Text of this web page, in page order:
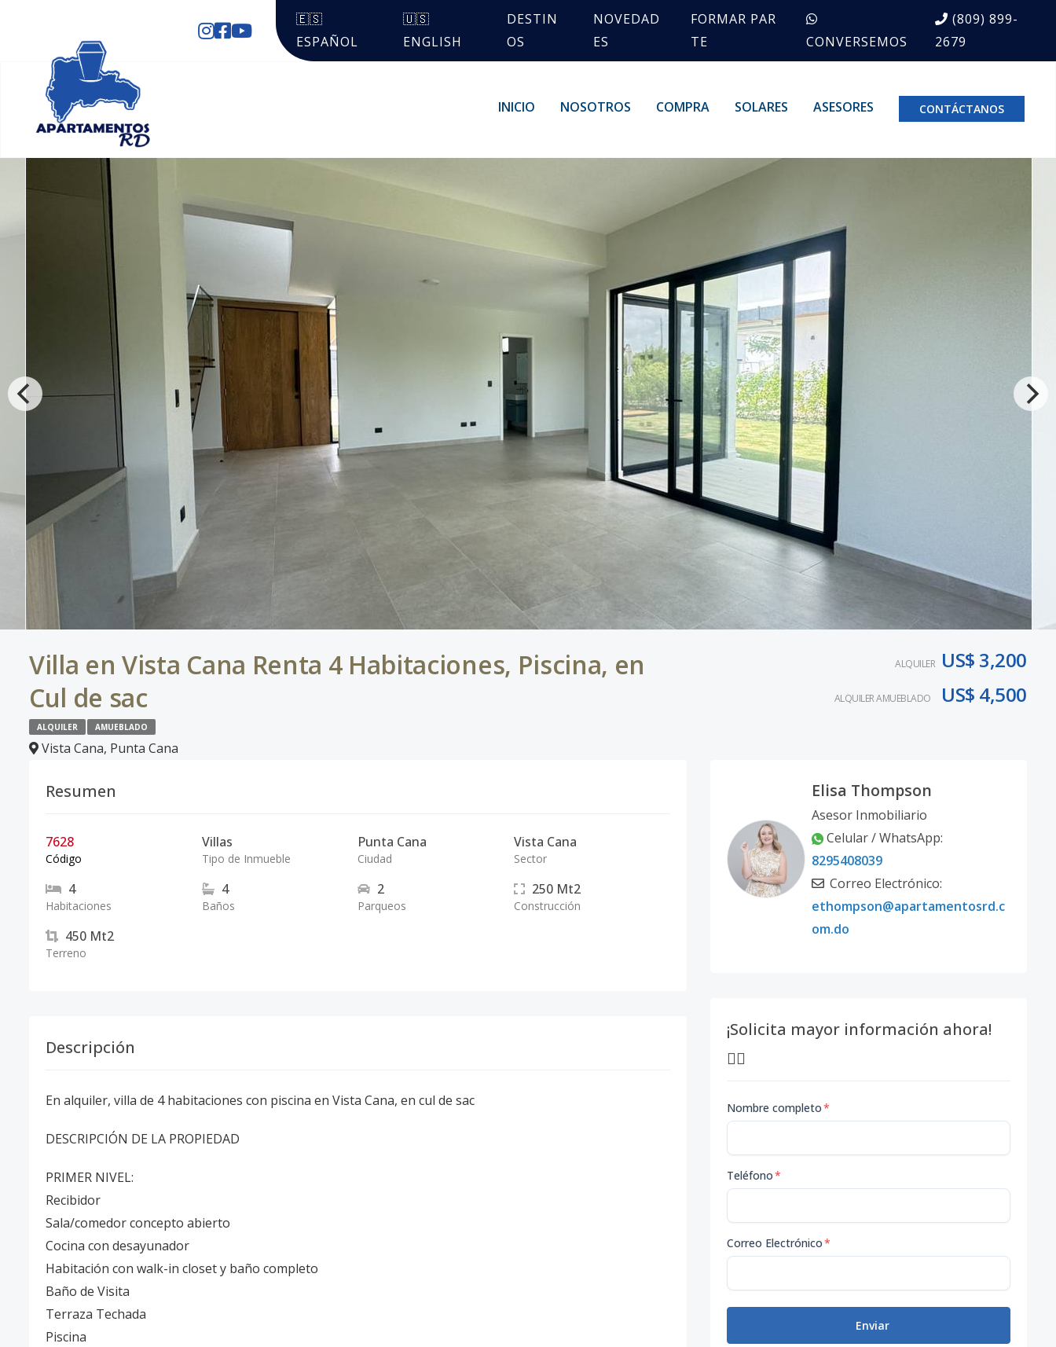
🇪🇸
ESPAÑOL
🇺🇸
ENGLISH
DESTIN
OS
NOVEDAD
ES
FORMAR PAR
TE
CONVERSEMOS
(809) 899-
2679
INICIO NOSOTROS COMPRA SOLARES ASESORES CONTÁCTANOS
Villa en Vista Cana Renta 4 Habitaciones, Piscina, en
Cul de sac
ALQUILER AMUEBLADO
Vista Cana, Punta Cana
ALQUILER US$ 3,200
ALQUILER AMUEBLADO US$ 4,500
Resumen
7628
Código
Villas
Tipo de Inmueble
Punta Cana
Ciudad
Vista Cana
Sector
4
Habitaciones
4
Baños
2
Parqueos
250 Mt2
Construcción
450 Mt2
Terreno
Descripción
En alquiler, villa de 4 habitaciones con piscina en Vista Cana, en cul de sac
DESCRIPCIÓN DE LA PROPIEDAD
PRIMER NIVEL:
Recibidor
Sala/comedor concepto abierto
Cocina con desayunador
Habitación con walk-in closet y baño completo
Baño de Visita
Terraza Techada
Piscina
Elisa Thompson
Asesor Inmobiliario
Celular / WhatsApp:
8295408039
Correo Electrónico:
ethompson@apartamentosrd.c
om.do
¡Solicita mayor información ahora!
👇🏽
Nombre completo*
Teléfono*
Correo Electrónico*
Enviar